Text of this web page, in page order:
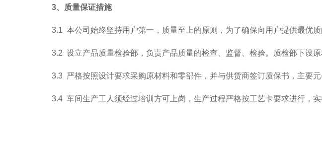
3、质量保证措施
3.1 本公司始终坚持用户第一，质量至上的原则，为了确保向用户提供最优
3.2 设立产品质量检验部，负责产品质量的检查、监督、检验。质检部下设
3.3 严格按照设计要求采购原材料和零部件，并与供货商签订质保书，主要元
3.4 车间生产工人须经过培训方可上岗，生产过程严格按工艺卡要求进行，实